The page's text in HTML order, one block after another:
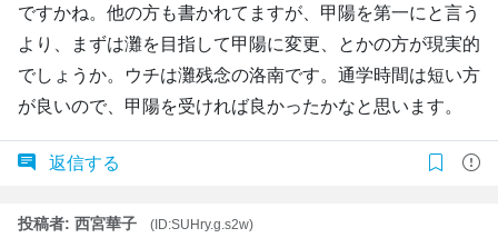
ですかね。他の方も書かれてますが、甲陽を第一にと言う
より、まずは灘を目指して甲陽に変更、とかの方が現実的
でしょうか。ウチは灘残念の洛南です。通学時間は短い方
が良いので、甲陽を受ければ良かったかなと思います。
返信する
投稿者: 西宮華子
(ID:SUHry.g.s2w)